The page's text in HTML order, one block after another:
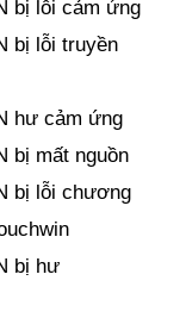
bị lỗi cảm ứng
bị lỗi truyền
hư cảm ứng
bị mất nguồn
bị lỗi chương
bị hư